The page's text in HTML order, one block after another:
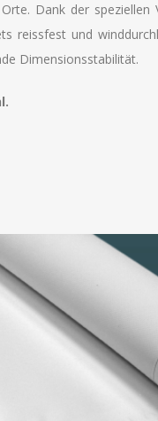
Dank der speziellen
reissfest und
Dimensionsstabilität.